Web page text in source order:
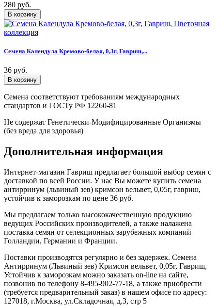
280 руб.
Семена Календула Кремово-белая, 0,3г, Гавриш,...
36 руб.
Семена соответствуют требованиям международных
стандартов и ГОСТу РФ 12260-81
Не содержат Генетически-Модифицированные Организмы
(без вреда для здоровья)
Дополнительная информация
Интернет-магазин Гавриш предлагает большой выбор семян с
доставкой по всей России. У нас Вы можете купить семена
антирринум (львиный зев) кримсон вельвет, 0,05г, гавриш,
устойчив к заморозкам по цене 36 руб.
Мы предлагаем только высококачественную продукцию
ведущих Российских производителей, а также налажена
поставка семян от селекционных зарубежных компаний
Голландии, Германии и Франции.
Поставки производятся регулярно и без задержек. Семена
Антирринум (Львиный зев) Кримсон вельвет, 0,05г, Гавриш,
Устойчив к заморозкам можно заказать on-line на сайте,
позвонив по телефону 8-495-902-77-18, а также приобрести
(требуется предварительный заказ) в нашем офисе по адресу:
127018, г.Москва, ул.Складочная, д.3, стр 5